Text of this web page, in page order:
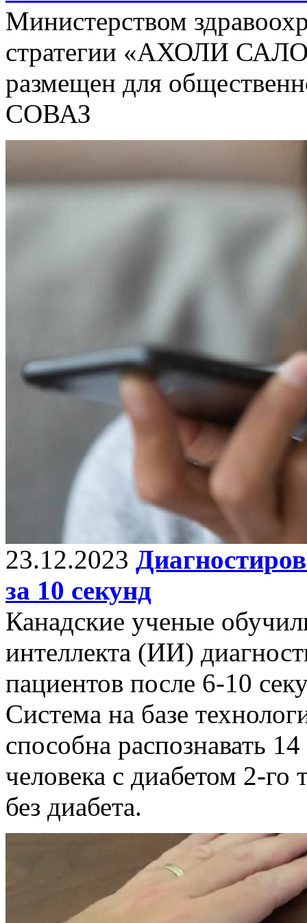
Министерством
стратегии «АХОЛИ
размещен для
СОВАЗ
23.12.2023
за 10 секунд
Канадские ученые
интеллекта (ИИ)
пациентов после 6-10
Система на базе
способна распознавать
человека с диабетом 2-
без диабета.